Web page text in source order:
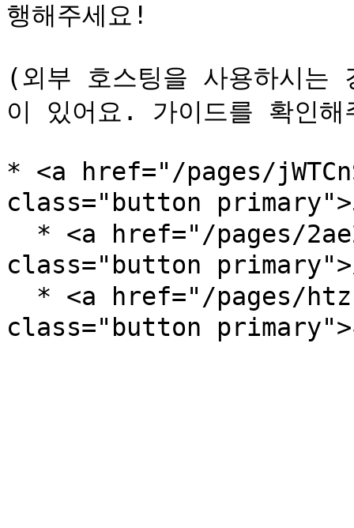
행해주세요!
(외부 호스팅을 사용하시는
이 있어요. 가이드를 확인
* <a href="/pages/
class="button
class="button primary">